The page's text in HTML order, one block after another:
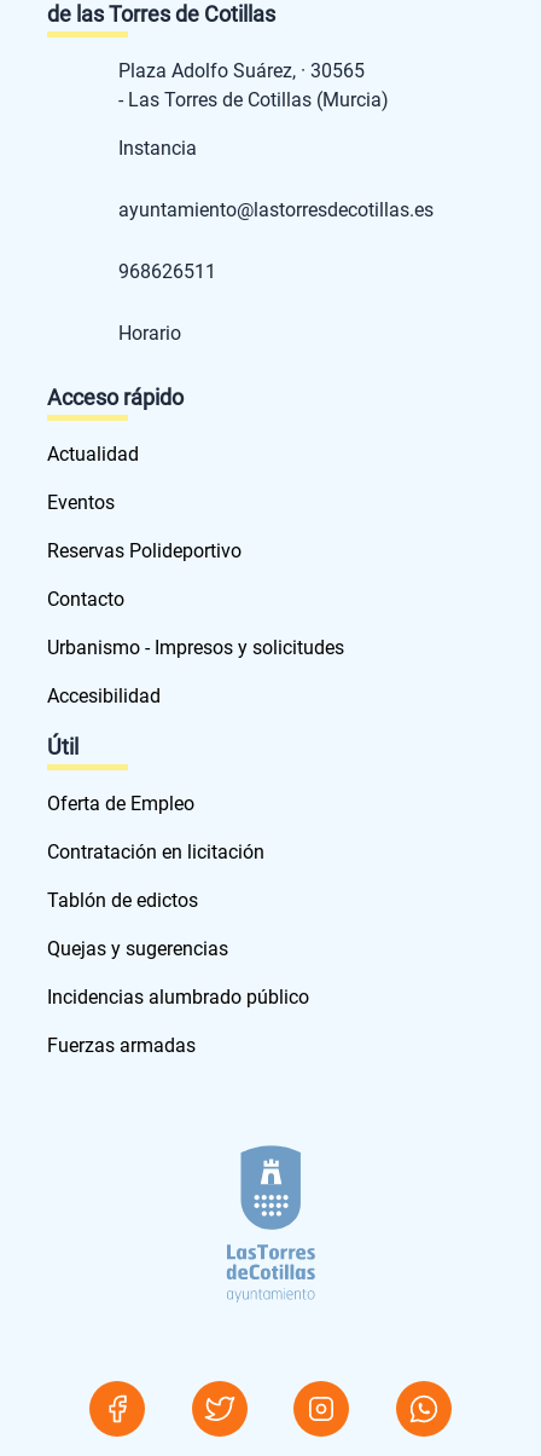
de las Torres de Cotillas
Plaza Adolfo Suárez, · 30565
- Las Torres de Cotillas (Murcia)
Instancia
ayuntamiento@lastorresdecotillas.es
968626511
Horario
Acceso rápido
Actualidad
Eventos
Reservas Polideportivo
Contacto
Urbanismo - Impresos y solicitudes
Accesibilidad
Útil
Oferta de Empleo
Contratación en licitación
Tablón de edictos
Quejas y sugerencias
Incidencias alumbrado público
Fuerzas armadas